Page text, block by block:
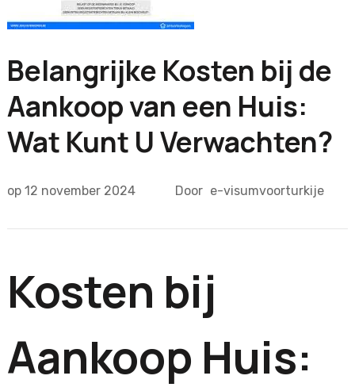
Belangrijke Kosten bij de
Aankoop van een Huis:
Wat Kunt U Verwachten?
op 12 november 2024 Door e-visumvoorturkije
Kosten bij
Aankoop Huis: